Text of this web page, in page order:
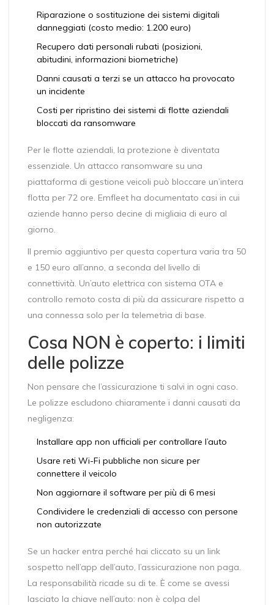
Riparazione o sostituzione dei sistemi digitali
danneggiati (costo medio: 1.200 euro)
Recupero dati personali rubati (posizioni,
abitudini, informazioni biometriche)
Danni causati a terzi se un attacco ha provocato
un incidente
Costi per ripristino dei sistemi di flotte aziendali
bloccati da ransomware
Per le flotte aziendali, la protezione è diventata
essenziale. Un attacco ransomware su una
piattaforma di gestione veicoli può bloccare un’intera
flotta per 72 ore. Emfleet ha documentato casi in cui
aziende hanno perso decine di migliaia di euro al
giorno.
Il premio aggiuntivo per questa copertura varia tra 50
e 150 euro all’anno, a seconda del livello di
connettività. Un’auto elettrica con sistema OTA e
controllo remoto costa di più da assicurare rispetto a
una connessa solo per la telemetria di base.
Cosa NON è coperto: i limiti
delle polizze
Non pensare che l’assicurazione ti salvi in ogni caso.
Le polizze escludono chiaramente i danni causati da
negligenza:
Installare app non ufficiali per controllare l’auto
Usare reti Wi-Fi pubbliche non sicure per
connettere il veicolo
Non aggiornare il software per più di 6 mesi
Condividere le credenziali di accesso con persone
non autorizzate
Se un hacker entra perché hai cliccato su un link
sospetto nell’app dell’auto, l’assicurazione non paga.
La responsabilità ricade su di te. È come se avessi
lasciato la chiave nell’auto: non è colpa del